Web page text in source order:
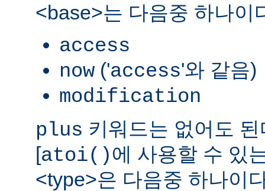
<base>는 다음중 하나이
access
now ('access'와 같음)
modification
plus 키워드는 없어도
[atoi()에 사용할 수 있
<type>은 다음중 하나이